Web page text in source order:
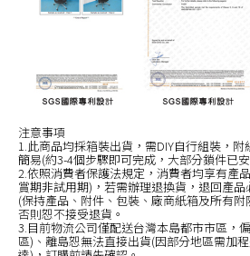
注意事項
1.此商品均採箱裝出貨，需DIY自行組裝，
簡易(約3-4個步驟即可完成，大部分鎖件已安
2.依照消費者保護法規定，消費者均享有產
賞期非試用期)，若需辦理退換貨，退回產
(保持產品、附件、包裝、廠商紙箱及所有附
否則恕不接受退貨。
3.目前物流公司僅配送台灣本島都市市區，
區)、離島恕無法直接出貨(因部分地區需加